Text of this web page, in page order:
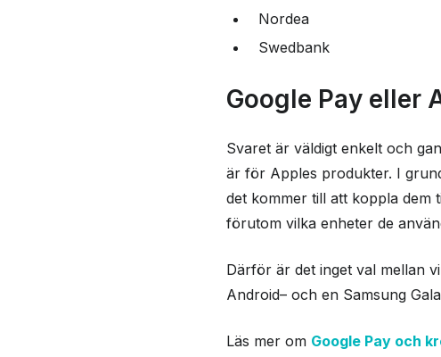
Nordea
Swedbank
Google Pay eller
Svaret är väldigt enkelt och
är för Apples produkter. I
det kommer till att koppla dem
förutom vilka enheter de
Därför är det inget val mellan
Android– och en Samsung
Läs mer om Google Pay och